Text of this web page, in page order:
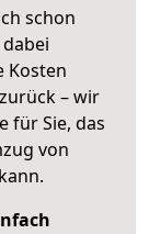
schon
Kosten
– wir
für Sie, das
von